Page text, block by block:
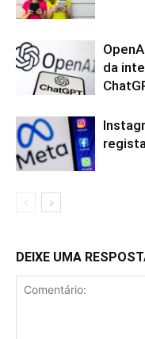
da
DEIXE UMA